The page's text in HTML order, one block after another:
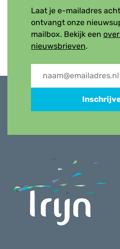
Laat je e-mailadres
ontvangt onze
mailbox. Bekijk een
nieuwsbrieven.